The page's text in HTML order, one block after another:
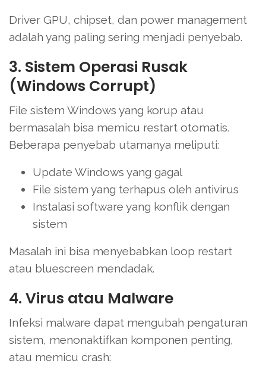
Driver GPU, chipset, dan power management
adalah yang paling sering menjadi penyebab.
3. Sistem Operasi Rusak
(Windows Corrupt)
File sistem Windows yang korup atau
bermasalah bisa memicu restart otomatis.
Beberapa penyebab utamanya meliputi:
Update Windows yang gagal
File sistem yang terhapus oleh antivirus
Instalasi software yang konflik dengan
sistem
Masalah ini bisa menyebabkan loop restart
atau bluescreen mendadak.
4. Virus atau Malware
Infeksi malware dapat mengubah pengaturan
sistem, menonaktifkan komponen penting,
atau memicu crash: